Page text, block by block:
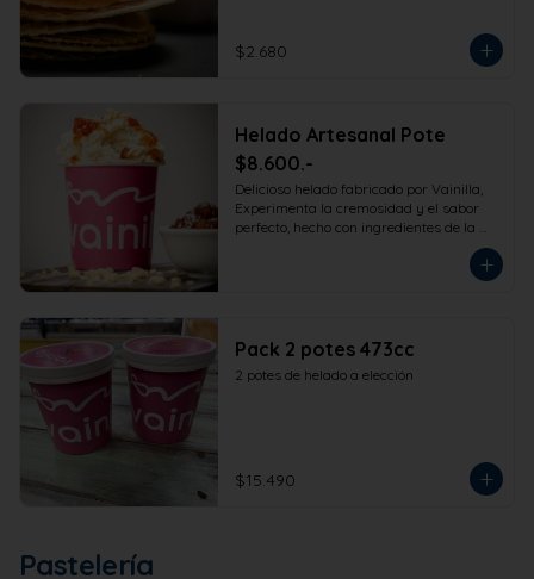
$2.680
Helado Artesanal Pote
$8.600.-
Delicioso helado fabricado por Vainilla,
Experimenta la cremosidad y el sabor
perfecto, hecho con ingredientes de la
más alta calidad para que disfrutes en
Pack 2 potes 473cc
2 potes de helado a elección
$15.490
Pastelería